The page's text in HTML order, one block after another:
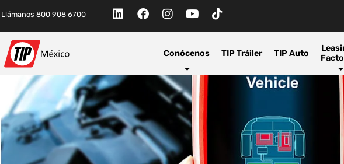
Llámanos 800 908 6700
Conócenos TIP Tráiler TIP Auto